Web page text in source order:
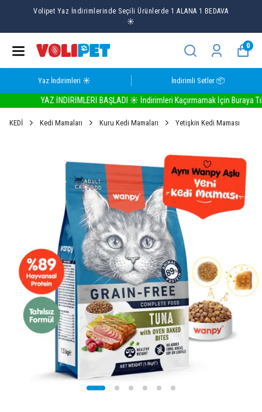
Volipet Yaz İndirimlerinde Seçili Ürünlerde 1 ALANA 1 BEDAVA
☀️
0
Yaz İndirimleri ☀️ İndirimli Setler 📦
YAZ İNDİRİMLERİ BAŞLADI ☀️ İndirimleri Kaçırmamak İçin Buraya Tıkla
KEDİ Kedi Mamaları Kuru Kedi Mamaları Yetişkin Kedi Maması